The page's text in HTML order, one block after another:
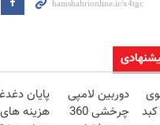
دوربین لامپی
چرخشی 360
پایان
هزینه های